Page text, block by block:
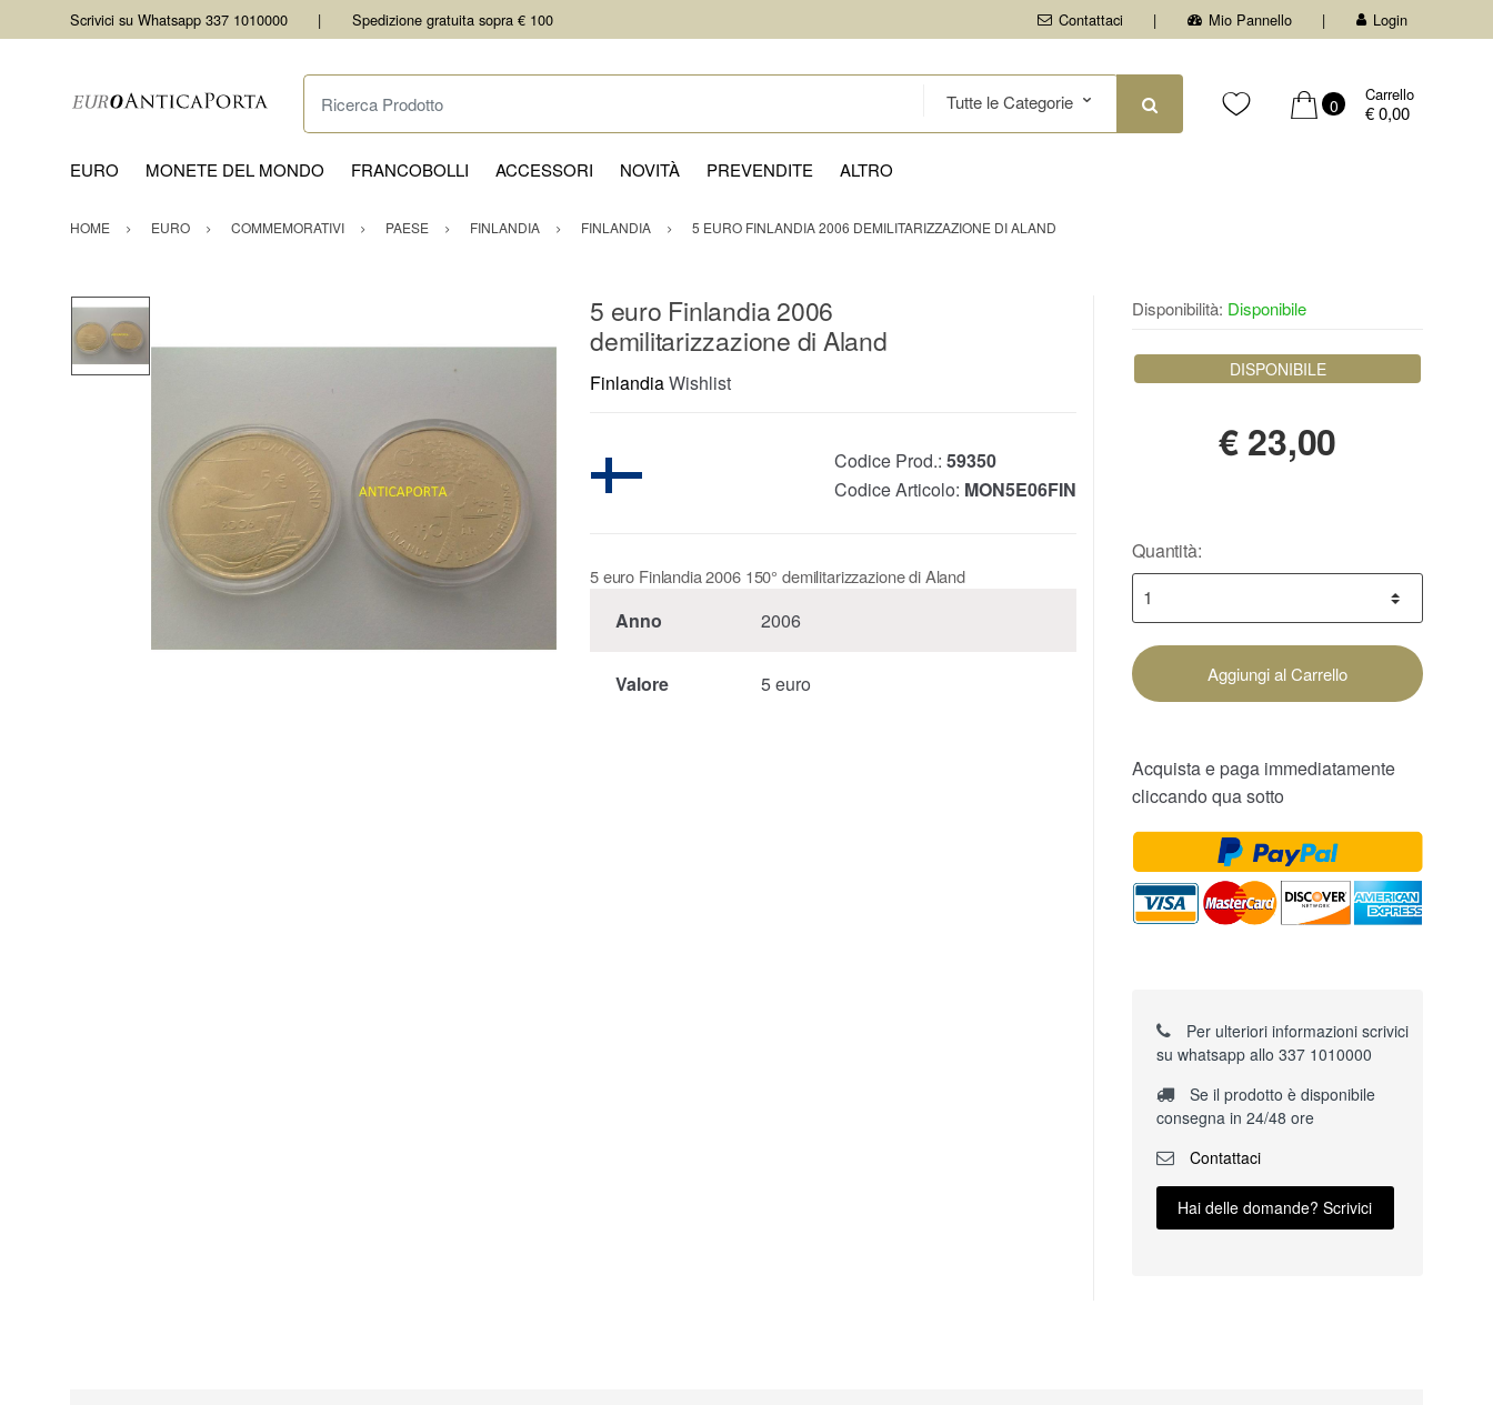
Scrivici su Whatsapp 337 1010000 Spedizione gratuita sopra € 100 Contattaci Mio Pannello Login
Ricerca Prodotto
0
Carrello
€ 0,00
EURO MONETE DEL MONDO FRANCOBOLLI ACCESSORI NOVITÀ PREVENDITE ALTRO
HOME EURO COMMEMORATIVI PAESE FINLANDIA FINLANDIA 5 EURO FINLANDIA 2006 DEMILITARIZZAZIONE DI ALAND
5 euro Finlandia 2006
demilitarizzazione di Aland
FinlandiaWishlist
Codice Prod.: 59350
Codice Articolo: MON5E06FIN
5 euro Finlandia 2006 150° demilitarizzazione di Aland
Anno 2006
Valore 5 euro
Disponibilità: Disponibile
DISPONIBILE
€23,00
Quantità:
Aggiungi al Carrello
Acquista e paga immediatamente
cliccando qua sotto
Per ulteriori informazioni scrivici
su whatsapp allo 337 1010000
Se il prodotto è disponibile
consegna in 24/48 ore
Contattaci
Hai delle domande? Scrivici